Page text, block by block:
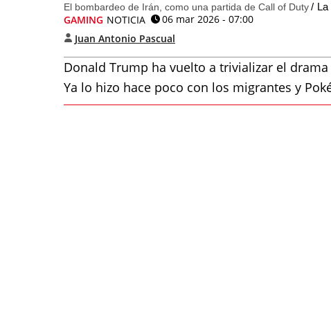
El bombardeo de Irán, como una partida de Call of Duty
GAMING NOTICIA
06 mar 2026 - 07:00
Juan Antonio Pascual
Donald Trump ha vuelto a trivializar el
Ya lo hizo hace poco con los migrantes y